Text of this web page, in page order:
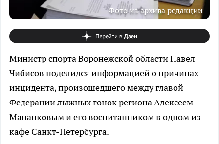
Фото из архива редакции
Министр спорта Воронежской области Павел
Чибисов поделился информацией о причинах
инцидента, произошедшего между главой
Федерации лыжных гонок региона Алексеем
Мананковым и его воспитанником в одном из
кафе Санкт-Петербурга.